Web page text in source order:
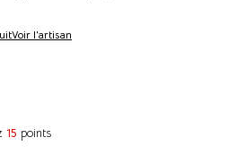
Voir l'artisan
15 points